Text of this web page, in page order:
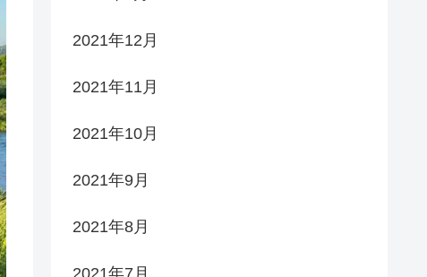
2021年12月
2021年11月
2021年10月
2021年9月
2021年8月
2021年7月